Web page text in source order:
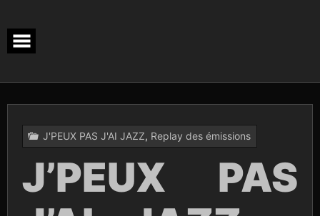
content
J'PEUX PAS J'AI JAZZ, Replay des émissions
J’PEUX PAS